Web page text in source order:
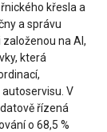
křesla a
a správu
na AI,
která
V
řízená
o 68,5 %